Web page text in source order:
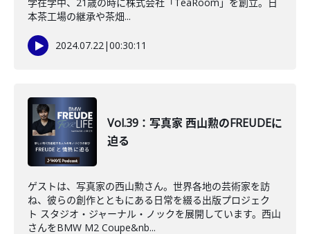
本茶工場の継承や茶畑...
2024.07.22|00:30:11
Vol.39：写真家 西山勲のFREUDEに
迫る
ゲストは、写真家の西山勲さん。世界各地の芸術家を訪
ね、彼らの創作とともにある日常を綴る出版プロジェク
ト スタジオ・ジャーナル・ノックを展開しています。西山
さんをBMW M2 Coupe&nb...